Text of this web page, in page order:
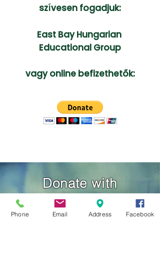
szívesen fogadjuk:
East Bay Hungarian
Educational Group
vagy online befizethetők:
Donate with
Venmo
Phone Email Address Facebook